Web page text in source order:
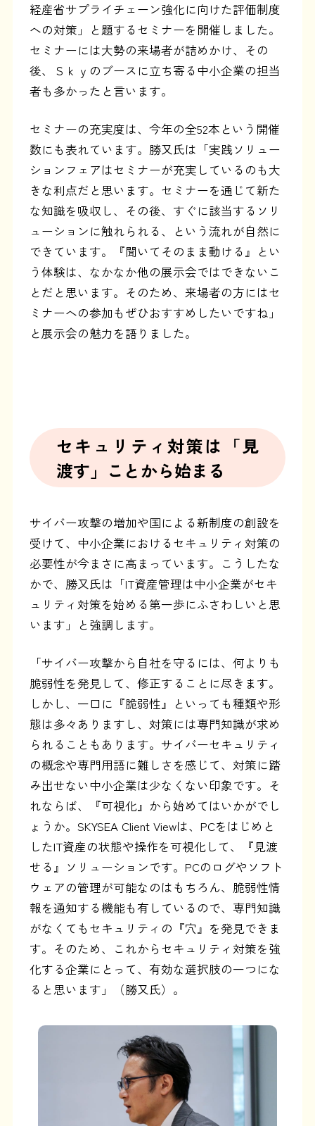
経産省サプライチェーン強化に向けた評価制度
への対策」と題するセミナーを開催しました。
セミナーには大勢の来場者が詰めかけ、その
後、Ｓｋｙのブースに立ち寄る中小企業の担当
者も多かったと言います。
セミナーの充実度は、今年の全52本という開催
数にも表れています。勝又氏は「実践ソリュー
ションフェアはセミナーが充実しているのも大
きな利点だと思います。セミナーを通じて新た
な知識を吸収し、その後、すぐに該当するソリ
ューションに触れられる、という流れが自然に
できています。『聞いてそのまま動ける』とい
う体験は、なかなか他の展示会ではできないこ
とだと思います。そのため、来場者の方にはセ
ミナーへの参加もぜひおすすめしたいですね」
と展示会の魅力を語りました。
セキュリティ対策は「見
渡す」ことから始まる
サイバー攻撃の増加や国による新制度の創設を
受けて、中小企業におけるセキュリティ対策の
必要性が今まさに高まっています。こうしたな
かで、勝又氏は「IT資産管理は中小企業がセキ
ュリティ対策を始める第一歩にふさわしいと思
います」と強調します。
「サイバー攻撃から自社を守るには、何よりも
脆弱性を発見して、修正することに尽きます。
しかし、一口に『脆弱性』といっても種類や形
態は多々ありますし、対策には専門知識が求め
られることもあります。サイバーセキュリティ
の概念や専門用語に難しさを感じて、対策に踏
み出せない中小企業は少なくない印象です。そ
れならば、『可視化』から始めてはいかがでし
ょうか。SKYSEA Client Viewは、PCをはじめと
したIT資産の状態や操作を可視化して、『見渡
せる』ソリューションです。PCのログやソフト
ウェアの管理が可能なのはもちろん、脆弱性情
報を通知する機能も有しているので、専門知識
がなくてもセキュリティの『穴』を発見できま
す。そのため、これからセキュリティ対策を強
化する企業にとって、有効な選択肢の一つにな
ると思います」（勝又氏）。